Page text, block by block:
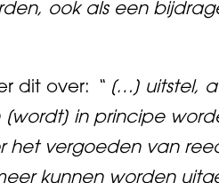
ook als een
dit over:
“ […] uitstel,
in principe
vergoeden van
kunnen worden